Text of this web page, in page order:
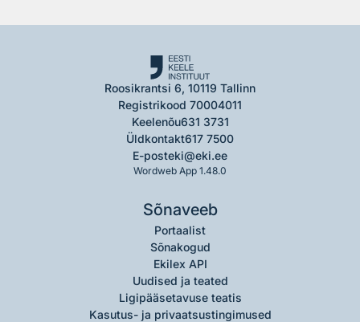
Roosikrantsi 6, 10119 Tallinn
Registrikood 70004011
Keelenõu631 3731
Üldkontakt617 7500
E-posteki@eki.ee
Wordweb App 1.48.0
Sõnaveeb
Portaalist
Sõnakogud
Ekilex API
Uudised ja teated
Ligipääsetavuse teatis
Kasutus- ja privaatsustingimused